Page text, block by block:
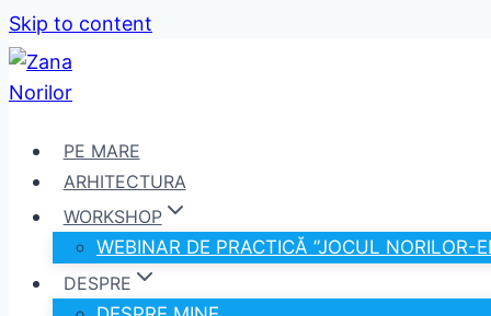
Skip to content
PE MARE
ARHITECTURA
WORKSHOP
WEBINAR DE PRACTICĂ ”JOCUL NORILOR-
DESPRE